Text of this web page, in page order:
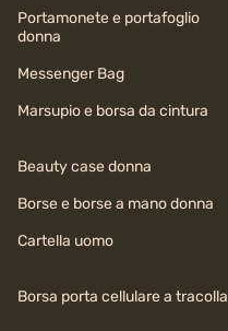
Portamonete e portafoglio
donna
Messenger Bag
Marsupio e borsa da cintura
Beauty case donna
Borse e borse a mano donna
Cartella uomo
Borsa porta cellulare a tracolla